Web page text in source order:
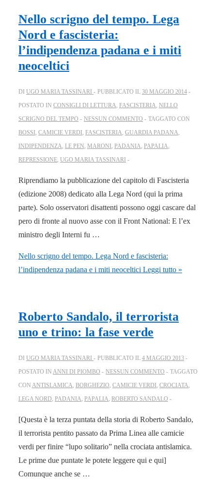
Nello scrigno del tempo. Lega
Nord e fascisteria:
l’indipendenza padana e i miti
neoceltici
DI UGO MARIA TASSINARI PUBBLICATO IL 30 MAGGIO 2014
POSTATO IN CONSIGLI DI LETTURA FASCISTERIA NELLO
SCRIGNO DEL TEMPO
NESSUN COMMENTO
TAGGATO CON
BOSSI CAMICIE VERDI FASCISTERIA GUARDIA PADANA
INDIPENDENZA LE PEN MARONI PADANIA PAPALIA
REPRESSIONE UGO MARIA TASSINARI
Riprendiamo la pubblicazione del capitolo di Fascisteria
(edizione 2008) dedicato alla Lega Nord (qui la prima
parte). Solo osservatori disattenti possono oggi cascare dal
pero di fronte al nuovo asse con il Front National: E l’ex
ministro degli Interni fu …
Nello scrigno del tempo. Lega Nord e fascisteria:
l’indipendenza padana e i miti neoceltici Leggi tutto »
Roberto Sandalo, il terrorista
uno e trino: la fase verde
DI UGO MARIA TASSINARI PUBBLICATO IL 4 MAGGIO 2013
POSTATO IN ANNI DI PIOMBO NESSUN COMMENTO
TAGGATO
CON ANTISLAMICA BORGHEZIO CAMICIE VERDI CROCIATA
LEGA NORD PADANIA PAPALIA ROBERTO SANDALO
[Questa è la terza puntata della storia di Roberto Sandalo,
il terrorista pentito passato da Prima Linea alle camicie
verdi per finire “lupo solitario” nella crociata antislamica.
Le prime due puntate le potete leggere qui e qui]
Comunque anche se …